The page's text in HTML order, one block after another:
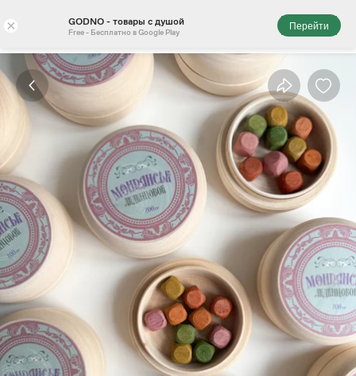
× GODNO - товары с душой
Free - Бесплатно в Google Play
Перейти